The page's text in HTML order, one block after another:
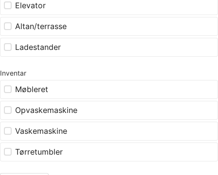
Elevator
Altan/terrasse
Ladestander
Inventar
Møbleret
Opvaskemaskine
Vaskemaskine
Tørretumbler